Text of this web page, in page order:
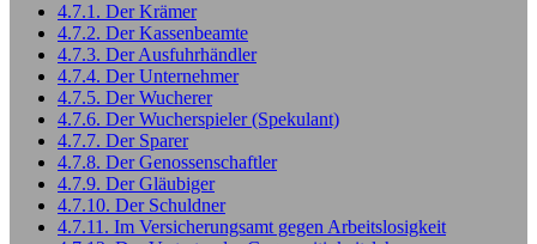
4.7.1. Der Krämer
4.7.2. Der Kassenbeamte
4.7.3. Der Ausfuhrhändler
4.7.4. Der Unternehmer
4.7.5. Der Wucherer
4.7.6. Der Wucherspieler (Spekulant)
4.7.7. Der Sparer
4.7.8. Der Genossenschaftler
4.7.9. Der Gläubiger
4.7.10. Der Schuldner
4.7.11. Im Versicherungsamt gegen Arbeitslosigkeit